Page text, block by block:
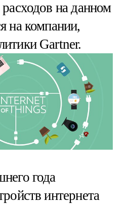
на данном
на компании,
Gartner.
года
интернета